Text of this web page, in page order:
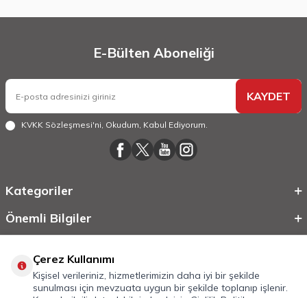
E-Bülten Aboneliği
KAYDET
KVKK Sözleşmesi'ni, Okudum, Kabul Ediyorum.
Kategoriler
Önemli Bilgiler
Çerez Kullanımı
Kişisel verileriniz, hizmetlerimizin daha iyi bir şekilde
sunulması için mevzuata uygun bir şekilde toplanıp işlenir.